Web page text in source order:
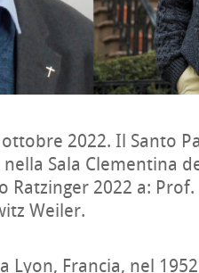
2022. Il Santo
Sala Clementina
Ratzinger 2022 a:
Weiler.
Lyon, Francia, nel